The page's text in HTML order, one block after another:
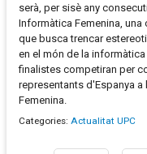
serà, per sisè any
Informàtica Femenina,
que busca trencar
en el món de la
finalistes competiran per
representants d'Espanya
Femenina.
Categories: Actualitat UPC